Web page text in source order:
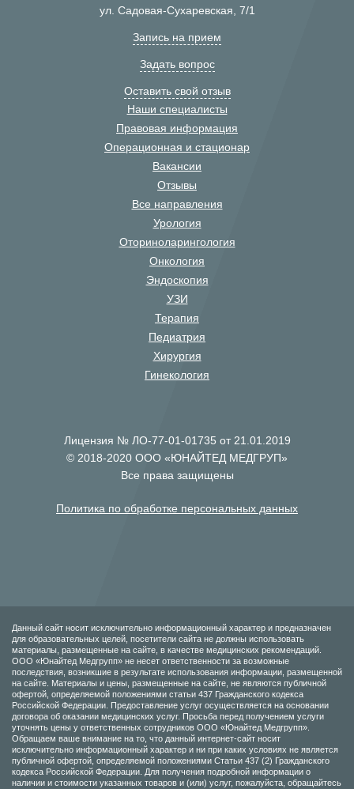
ул. Садовая-Сухаревская, 7/1
Запись на прием
Задать вопрос
Оставить свой отзыв
Наши специалисты
Правовая информация
Операционная и стационар
Вакансии
Отзывы
Все направления
Урология
Оториноларингология
Онкология
Эндоскопия
УЗИ
Терапия
Педиатрия
Хирургия
Гинекология
Лицензия № ЛО-77-01-01735 от 21.01.2019
© 2018-2020 ООО «ЮНАЙТЕД МЕДГРУП»
Все права защищены
Политика по обработке персональных данных
Данный сайт носит исключительно информационный характер и предназначен
для образовательных целей, посетители сайта не должны использовать
материалы, размещенные на сайте, в качестве медицинских рекомендаций.
ООО «Юнайтед Медгрупп» не несет ответственности за возможные
последствия, возникшие в результате использования информации, размещенной
на сайте. Материалы и цены, размещенные на сайте, не являются публичной
офертой, определяемой положениями статьи 437 Гражданского кодекса
Российской Федерации. Предоставление услуг осуществляется на основании
договора об оказании медицинских услуг. Просьба перед получением услуги
уточнять цены у ответственных сотрудников ООО «Юнайтед Медгрупп».
Обращаем ваше внимание на то, что данный интернет-сайт носит
исключительно информационный характер и ни при каких условиях не является
публичной офертой, определяемой положениями Статьи 437 (2) Гражданского
кодекса Российской Федерации. Для получения подробной информации о
наличии и стоимости указанных товаров и (или) услуг, пожалуйста, обращайтесь